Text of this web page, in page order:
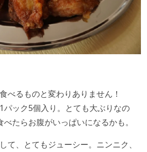
べるものと変わりありません！
パック5個入り。とても大ぶりなの
たらお腹がいっぱいになるかも。
て、とてもジューシー。ニンニク、